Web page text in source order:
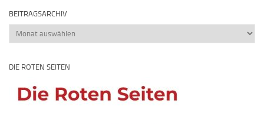
BEITRAGSARCHIV
Beitragsarchiv
DIE ROTEN SEITEN